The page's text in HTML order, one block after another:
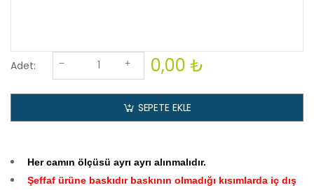
Adet: 0,00 ₺
SEPETE EKLE
Her camın ölçüsü ayrı ayrı alınmalıdır.
Şeffaf ürüne baskıdır baskının olmadığı kısımlarda iç dış